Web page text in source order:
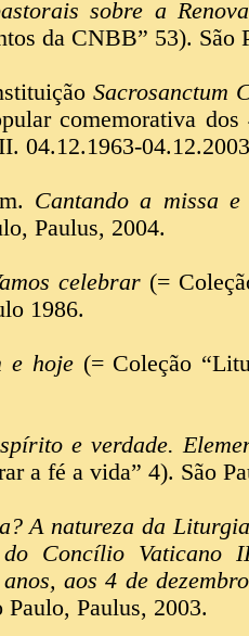
sobre a
da CNBB” 53). São
Sacrosanctum
comemorativa
04.12.1963-
Cantando a missa
Paulus, 2004.
celebrar(=
1986.
e hoje(= Coleção
e verdade.
a fé a vida” 4). São
A natureza da
Concílio Vaticano
aos 4 de
Paulo, Paulus, 2003.